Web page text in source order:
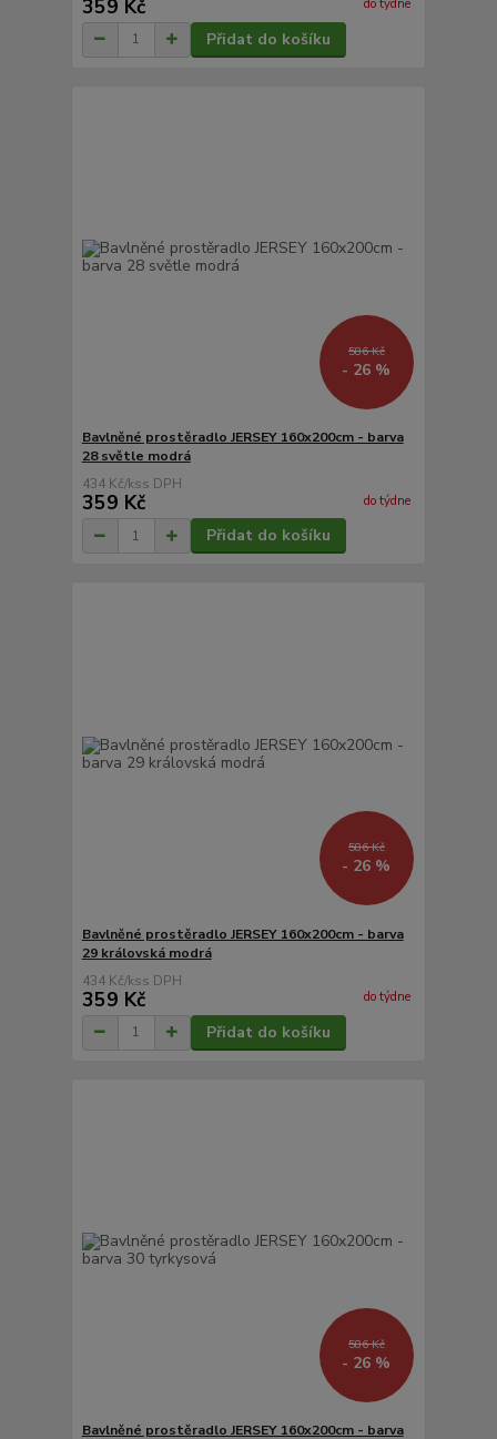
359 Kč do týdne
Přidat do košíku
586 Kč
- 26 %
Bavlněné prostěradlo JERSEY 160x200cm - barva
28 světle modrá
434 Kč/ks
359 Kč do týdne
Přidat do košíku
586 Kč
- 26 %
Bavlněné prostěradlo JERSEY 160x200cm - barva
29 královská modrá
434 Kč/ks
359 Kč do týdne
Přidat do košíku
586 Kč
- 26 %
Bavlněné prostěradlo JERSEY 160x200cm - barva